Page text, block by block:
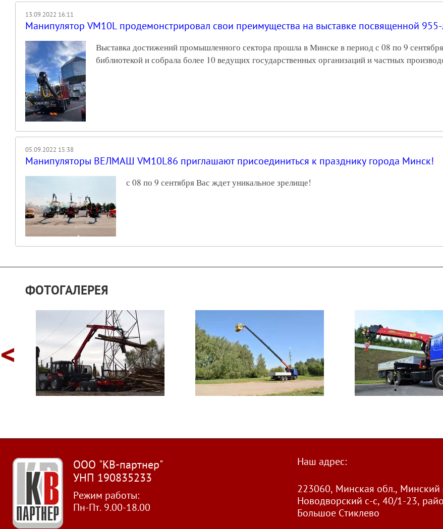
13.09.2022 16:11
Манипулятор VM10L продемонстрировал свои преимущества на выставке посвященной
Выставка достижений промышленного сектора прошла в Минске в период с 08 по 9
библиотекой и собрала более 10 ведущих государственных организаций и частных
05.09.2022 15:38
Манипуляторы ВЕЛМАШ VM10L86 приглашают присоединиться к празднику города Минск!
с 08 по 9 сентября Вас ждет уникальное зрелище!
ФОТОГАЛЕРЕЯ
ООО "КВ-партнер"
УНП 190835233
Режим работы:
Пн-Пт. 9.00-18.00
Наш адрес:
223060, Минская обл., Минский
Новодворский с-с, 40/1-23,
Большое Стиклево